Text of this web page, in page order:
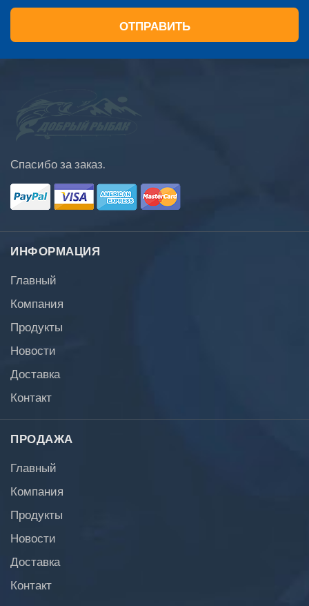
ОТПРАВИТЬ
Спасибо за заказ.
ИНФОРМАЦИЯ
Главный
Компания
Продукты
Новости
Доставка
Контакт
ПРОДАЖА
Главный
Компания
Продукты
Новости
Доставка
Контакт